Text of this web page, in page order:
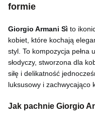
formie
Giorgio Armani Sì to
kobiet, które kochają
styl. To kompozycja pełna
słodyczy, stworzona dla
siłę i delikatność
luksusowy i zachwycająco
Jak pachnie Giorgio